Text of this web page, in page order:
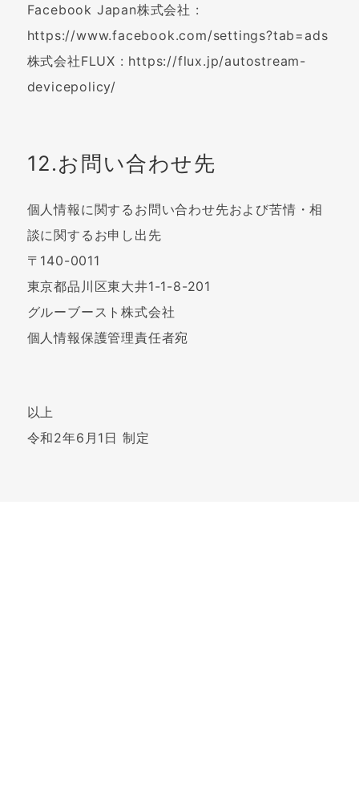
Facebook Japan株式会社 :
https://www.facebook.com/settings?tab=ads
株式会社FLUX : https://flux.jp/autostream-
devicepolicy/
12.お問い合わせ先
個人情報に関するお問い合わせ先および苦情・相
談に関するお申し出先
〒140-0011
東京都品川区東大井1-1-8-201
グルーブースト株式会社
個人情報保護管理責任者宛
以上
令和2年6月1日 制定